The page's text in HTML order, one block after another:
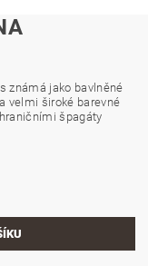
známá jako bavlněné
velmi široké barevné
špagáty